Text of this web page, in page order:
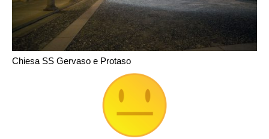
Chiesa SS Gervaso e Protaso